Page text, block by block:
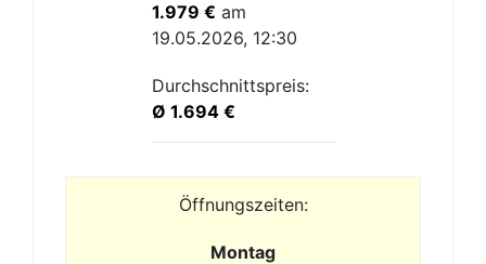
1.979 € am
19.05.2026, 12:30
Durchschnittspreis:
Ø 1.694 €
Öffnungszeiten:
Montag